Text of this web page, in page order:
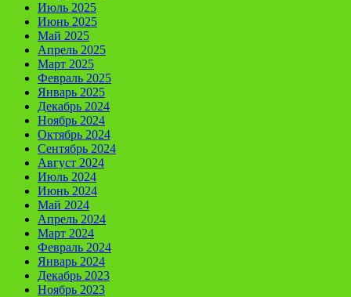
Июль 2025
Июнь 2025
Май 2025
Апрель 2025
Март 2025
Февраль 2025
Январь 2025
Декабрь 2024
Ноябрь 2024
Октябрь 2024
Сентябрь 2024
Август 2024
Июль 2024
Июнь 2024
Май 2024
Апрель 2024
Март 2024
Февраль 2024
Январь 2024
Декабрь 2023
Ноябрь 2023